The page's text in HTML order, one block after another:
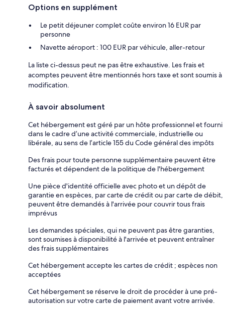
Options en supplément
Le petit déjeuner complet coûte environ 16 EUR par
personne
Navette aéroport : 100 EUR par véhicule, aller-retour
La liste ci-dessus peut ne pas être exhaustive. Les frais et
acomptes peuvent être mentionnés hors taxe et sont soumis à
modification.
À savoir absolument
Cet hébergement est géré par un hôte professionnel et fourni
dans le cadre d’une activité commerciale, industrielle ou
libérale, au sens de l’article 155 du Code général des impôts
Des frais pour toute personne supplémentaire peuvent être
facturés et dépendent de la politique de l'hébergement
Une pièce d'identité officielle avec photo et un dépôt de
garantie en espèces, par carte de crédit ou par carte de débit,
peuvent être demandés à l'arrivée pour couvrir tous frais
imprévus
Les demandes spéciales, qui ne peuvent pas être garanties,
sont soumises à disponibilité à l'arrivée et peuvent entraîner
des frais supplémentaires
Cet hébergement accepte les cartes de crédit ; espèces non
acceptées
Cet hébergement se réserve le droit de procéder à une pré-
autorisation sur votre carte de paiement avant votre arrivée.